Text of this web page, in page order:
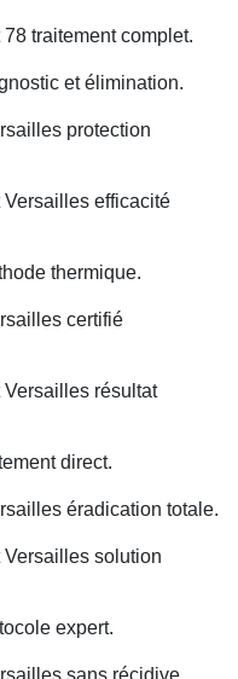
traitement complet.
et élimination.
protection
efficacité
thermique.
certifié
résultat
direct.
éradication totale.
solution
expert.